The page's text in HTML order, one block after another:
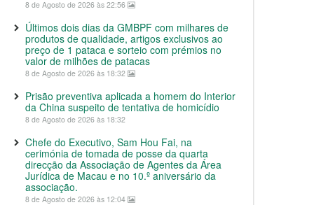
8 de Agosto de 2026 às 22:56
Últimos dois dias da GMBPF com milhares de
produtos de qualidade, artigos exclusivos ao
preço de 1 pataca e sorteio com prémios no
valor de milhões de patacas
8 de Agosto de 2026 às 18:32
Prisão preventiva aplicada a homem do Interior
da China suspeito de tentativa de homicídio
8 de Agosto de 2026 às 18:32
Chefe do Executivo, Sam Hou Fai, na
cerimónia de tomada de posse da quarta
direcção da Associação de Agentes da Área
Jurídica de Macau e no 10.º aniversário da
associação.
8 de Agosto de 2026 às 12:04